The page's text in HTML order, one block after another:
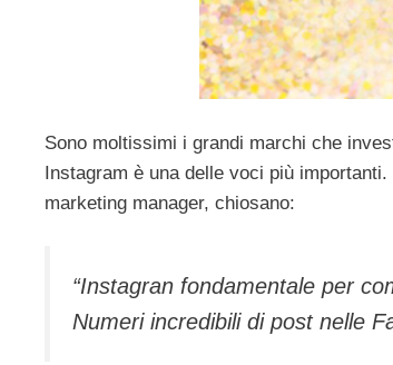
Sono moltissimi i grandi marchi che
Instagram è una delle voci più
marketing manager, chiosano:
“Instagran fondamentale per
Numeri incredibili di post nelle